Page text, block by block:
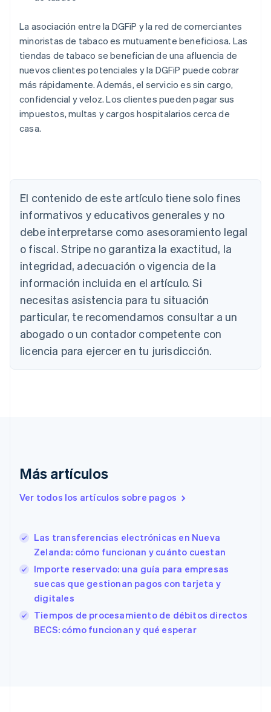
La asociación entre la DGFiP y la red de comerciantes
minoristas de tabaco es mutuamente beneficiosa. Las
tiendas de tabaco se benefician de una afluencia de
nuevos clientes potenciales y la DGFiP puede cobrar
más rápidamente. Además, el servicio es sin cargo,
confidencial y veloz. Los clientes pueden pagar sus
impuestos, multas y cargos hospitalarios cerca de
casa.
El contenido de este artículo tiene solo fines
informativos y educativos generales y no
debe interpretarse como asesoramiento legal
o fiscal. Stripe no garantiza la exactitud, la
integridad, adecuación o vigencia de la
información incluida en el artículo. Si
necesitas asistencia para tu situación
particular, te recomendamos consultar a un
abogado o un contador competente con
licencia para ejercer en tu jurisdicción.
Más artículos
Ver todos los artículos sobre pagos
Las transferencias electrónicas en Nueva
Zelanda: cómo funcionan y cuánto cuestan
Importe reservado: una guía para empresas
suecas que gestionan pagos con tarjeta y
digitales
Tiempos de procesamiento de débitos directos
BECS: cómo funcionan y qué esperar
Alemania
Deutsch
Australia
English
Austria
Bélgica
NederlandsFrançaisDeutschEnglish
Brasil
Português English
Bulgaria
English
Canadá
English Français
China continental
English
Eslovaquia
España
EspañolEnglish
Estados Unidos
简体中文
English
Finlandia
English Svenska